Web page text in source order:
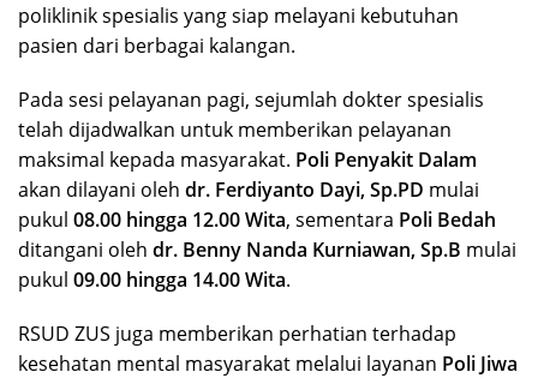
poliklinik spesialis yang siap melayani kebutuhan
pasien dari berbagai kalangan.
Pada sesi pelayanan pagi, sejumlah dokter spesialis
telah dijadwalkan untuk memberikan pelayanan
maksimal kepada masyarakat. Poli Penyakit Dalam
akan dilayani oleh dr. Ferdiyanto Dayi, Sp.PD mulai
pukul 08.00 hingga 12.00 Wita, sementara Poli Bedah
ditangani oleh dr. Benny Nanda Kurniawan, Sp.B mulai
pukul 09.00 hingga 14.00 Wita.
RSUD ZUS juga memberikan perhatian terhadap
kesehatan mental masyarakat melalui layanan Poli Jiwa